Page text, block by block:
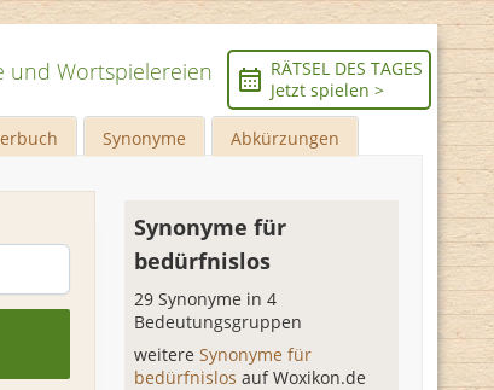
und Wortspielereien
RÄTSEL DES TAGES
Jetzt spielen >
Synonyme Abkürzungen
Synonyme für
bedürfnislos
29 Synonyme in 4
Bedeutungsgruppen
weitereSynonyme für
bedürfnislosauf Woxikon.de